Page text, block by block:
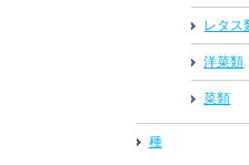
レタス
洋菜類
菜類
種